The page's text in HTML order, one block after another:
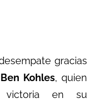
gracias
Ben Kohles, quien
victoria en su